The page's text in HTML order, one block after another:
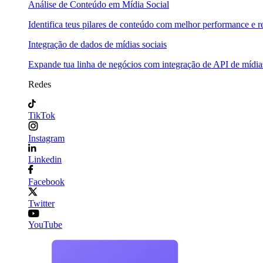
Análise de Conteúdo em Mídia Social
Identifica teus pilares de conteúdo com melhor performance e
Integração de dados de mídias sociais
Expande tua linha de negócios com integração de API de
Redes
TikTok
Instagram
Linkedin
Facebook
Twitter
YouTube